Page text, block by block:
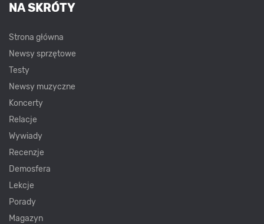
NA SKRÓTY
Strona główna
Newsy sprzętowe
Testy
Newsy muzyczne
Koncerty
Relacje
Wywiady
Recenzje
Demosfera
Lekcje
Porady
Magazyn